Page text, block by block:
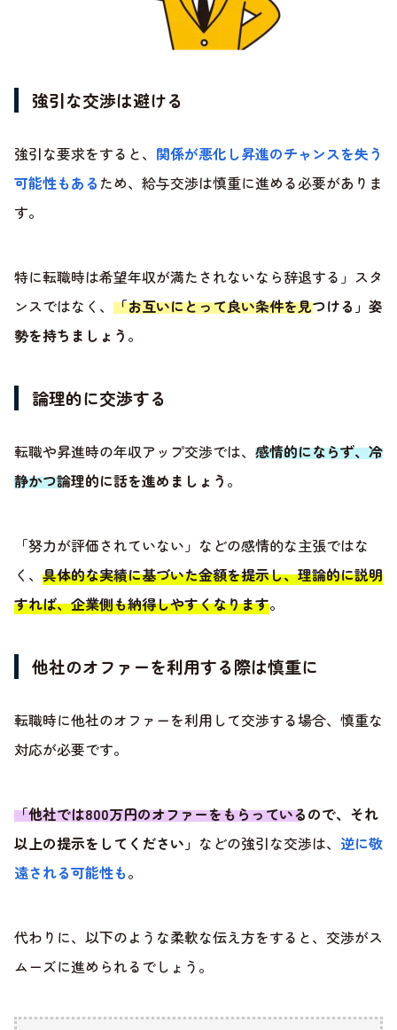
強引な交渉は避ける
強引な要求をすると、 関係が悪化し昇進のチャンスを失う
可能性もある ため、給与交渉は慎重に進める必要がありま
す。
特に転職時は希望年収が満たされないなら辞退する」スタ
ンスではなく、 「お互いにとって良い条件を見つける」姿
勢を持ちましょう 。
論理的に交渉する
転職や昇進時の年収アップ交渉では、 感情的にならず、冷
静かつ論理的に話を進めましょう 。
「努力が評価されていない」などの感情的な主張ではな
く、 具体的な実績に基づいた金額を提示し、理論的に説明
すれば、企業側も納得しやすくなります。
他社のオファーを利用する際は慎重に
転職時に他社のオファーを利用して交渉する場合、慎重な
対応が必要です。
「他社では800万円のオファーをもらっているので、それ
以上の提示をしてください」 などの強引な交渉は、 逆に敬
遠される可能性も。
代わりに、以下のような柔軟な伝え方をすると、交渉がス
ムーズに進められるでしょう。